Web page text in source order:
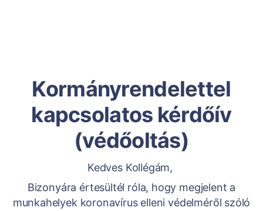
Kormányrendelettel
kapcsolatos kérdőív
(védőoltás)
Kedves Kollégám,
Bizonyára értesültél róla, hogy megjelent a
munkahelyek koronavírus elleni védelméről szóló